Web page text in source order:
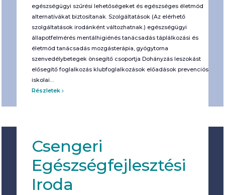
egészségügyi szűrési lehetőségeket és egészséges életmód
alternatívákat biztosítanak. Szolgáltatások (Az elérhető
szolgáltatások irodánként változhatnak.) egészségügyi
állapotfelmérés mentálhigiénés tanácsadás táplálkozási és
életmód tanácsadás mozgásterápia, gyógytorna
szenvedélybetegek önsegítő csoportja Dohányzás leszokást
elősegítő foglalkozás klubfoglalkozások előadások prevenciós
iskolai…
Részletek
Csengeri
Egészségfejlesztési
Iroda